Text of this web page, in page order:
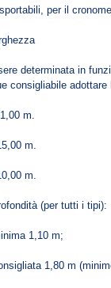
per il
determinata in
consigliabile
m.
m.
m.
(per tutti i tipi):
1,10 m;
1,80 m